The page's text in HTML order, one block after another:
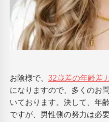
お陰様で、 32歳差の年齢差
になりますので、多くのお
いております。決して、年
ですが、男性側の努力は必